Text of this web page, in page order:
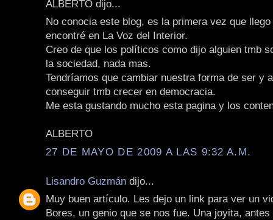
ALBERTO dijo...
No conocia este blog, es la primera vez que
encontré en La Voz del Interior.
Creo de que los políticos como dijo alguien tmb
la sociedad, nada mas.
Tendríamos que cambiar nuestra forma de ser y
conseguir tmb crecer en democracia.
Me esta gustando mucho esta pagina y los
ALBERTO
27 DE MAYO DE 2009 A LAS 9:32 A.M.
Lisandro Guzmán dijo...
Muy buen artículo. Les dejo un link para ver un
Bores, un genio que se nos fue. Una joyita, antes